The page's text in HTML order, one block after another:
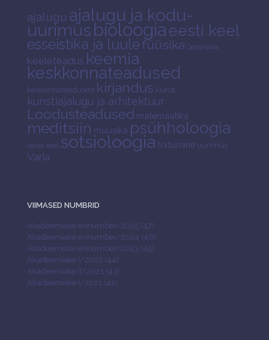
ajalugu ajalugu ja kodu-
uurimusbioloogia eesti keel
esseistika ja luulefüüsika Geograafia
keeleteadus keemia
keskkonnateadused
keskonnateadused kirjandus kunst
kunstiajalugu ja arhitektuur
Loodusteadused matemaatika
meditsiin muusika psühholoogia
saksa keel sotsioloogia toitumine uurimus
Varia
VIIMASED NUMBRID
Akadeemiake erinumber/2025 (47)
Akadeemiake erinumber/2024 (46)
Akadeemiake erinumber/2023 (45)
Akadeemiake I/2022 (44)
Akadeemiake II/2021 (43)
Akadeemiake I/2021 (42)